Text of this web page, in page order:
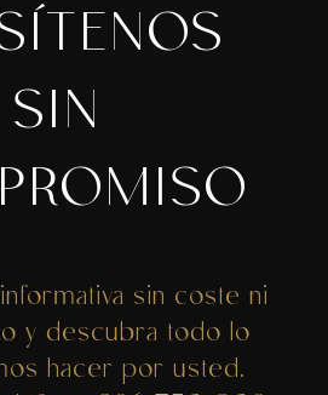
SIN
sin coste ni
y descubra todo lo
hacer por usted.